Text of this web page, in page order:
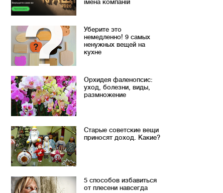
імена компаній
Уберите это
немедленно! 9 самых
ненужных вещей на
кухне
Орхидея фаленопсис:
уход, болезни, виды,
размножение
Старые советские вещи
приносят доход. Какие?
5 способов избавиться
от плесени навсегда